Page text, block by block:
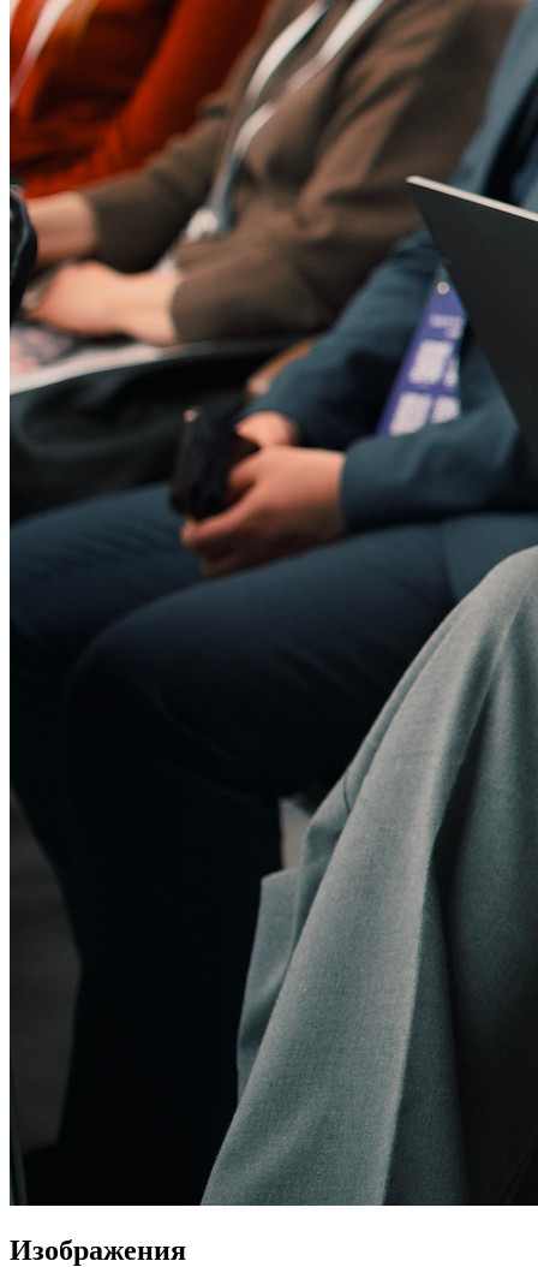
Изображения